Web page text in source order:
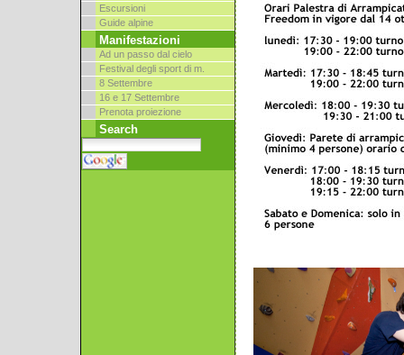
Escursioni
Guide alpine
Manifestazioni
Ad un passo dal cielo
Festival degli sport di m.
8 Settembre
16 e 17 Settembre
Prenota proiezione
Search